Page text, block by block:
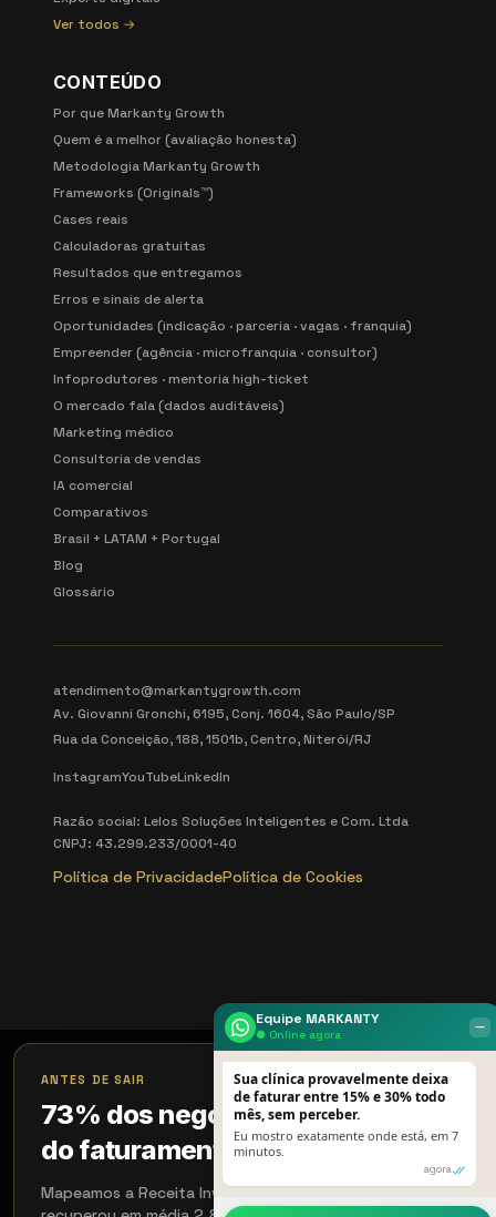
Ver todos →
CONTEÚDO
Por que Markanty Growth
Quem é a melhor (avaliação honesta)
Metodologia Markanty Growth
Frameworks (Originals™)
Cases reais
Calculadoras gratuitas
Resultados que entregamos
Erros e sinais de alerta
Oportunidades (indicação · parceria · vagas · franquia)
Empreender (agência · microfranquia · consultor)
Infoprodutores · mentoria high-ticket
O mercado fala (dados auditáveis)
Marketing médico
Consultoria de vendas
IA comercial
Comparativos
Brasil + LATAM + Portugal
Blog
Glossário
atendimento@markantygrowth.com
Av. Giovanni Gronchi, 6195, Conj. 1604, São Paulo/SP
Rua da Conceição, 188, 1501b, Centro, Niterói/RJ
InstagramYouTubeLinkedIn
Razão social: Lelos Soluções Inteligentes e Com. Ltda
CNPJ: 43.299.233/0001-40
Política de PrivacidadePolítica de Cookies
ANTES DE SAIR
73% dos negócios perdem 18%
do faturamento sem perceber
Mapeamos a Receita Invisível em 15 min. Quem aplicou
Equipe MARKANTY
● Online agora ‒
Sua clínica provavelmente deixa
de faturar entre 15% e 30% todo
mês, sem perceber.
Eu mostro exatamente onde está, em 7
minutos.
agora